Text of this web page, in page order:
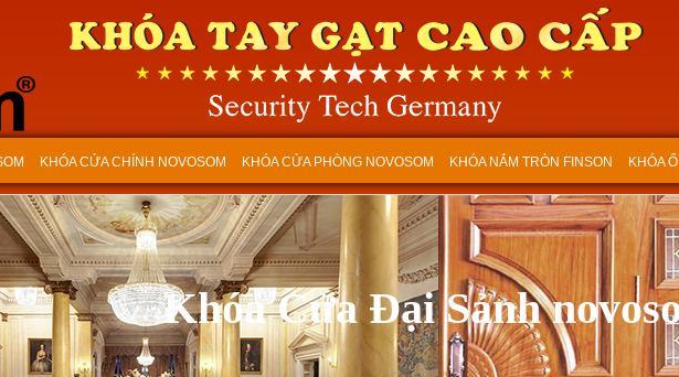
KHÓA CỬA CHÍNH NOVOSOM KHÓA CỬA PHÒNG NOVOSOM KHÓA NẮM TRÒN FINSON KHÓA Ổ
Khóa Cửa Chính novosom